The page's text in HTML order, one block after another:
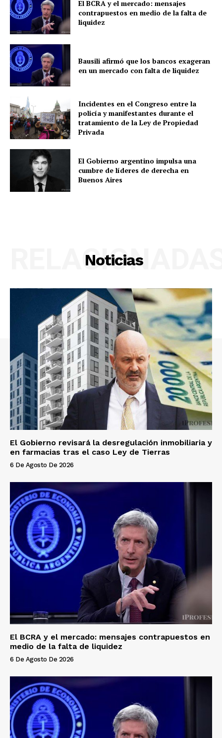
El BCRA y el mercado: mensajes
contrapuestos en medio de la falta de
liquidez
Bausili afirmó que los bancos exageran
en un mercado con falta de liquidez
Incidentes en el Congreso entre la
policía y manifestantes durante el
tratamiento de la Ley de Propiedad
Privada
El Gobierno argentino impulsa una
cumbre de líderes de derecha en
Buenos Aires
Noticias
El Gobierno revisará la desregulación inmobiliaria y
en farmacias tras el caso Ley de Tierras
6 De Agosto De 2026
El BCRA y el mercado: mensajes contrapuestos en
medio de la falta de liquidez
6 De Agosto De 2026